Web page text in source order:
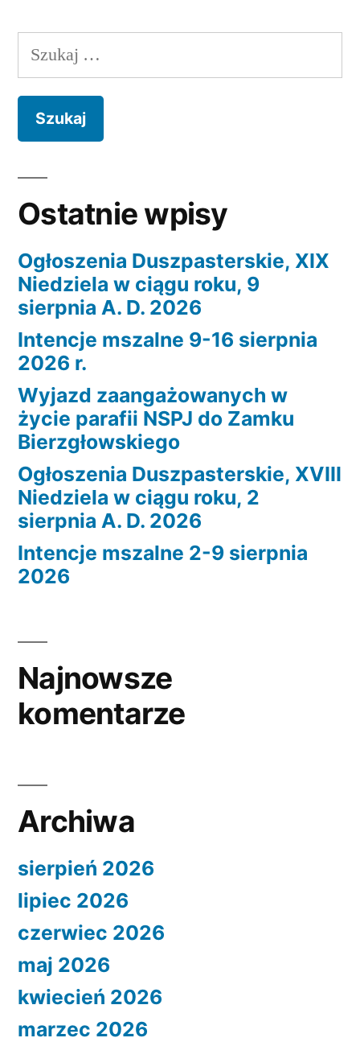
wpisów
Szukaj:
Ostatnie wpisy
Ogłoszenia Duszpasterskie, XIX
Niedziela w ciągu roku, 9
sierpnia A. D. 2026
Intencje mszalne 9-16 sierpnia
2026 r.
Wyjazd zaangażowanych w
życie parafii NSPJ do Zamku
Bierzgłowskiego
Ogłoszenia Duszpasterskie, XVIII
Niedziela w ciągu roku, 2
sierpnia A. D. 2026
Intencje mszalne 2-9 sierpnia
2026
Najnowsze
komentarze
Archiwa
sierpień 2026
lipiec 2026
czerwiec 2026
maj 2026
kwiecień 2026
marzec 2026